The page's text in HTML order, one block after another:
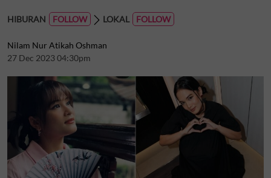
HIBURAN LOKAL
Nilam Nur Atikah Oshman
27 Dec 2023 04:30pm